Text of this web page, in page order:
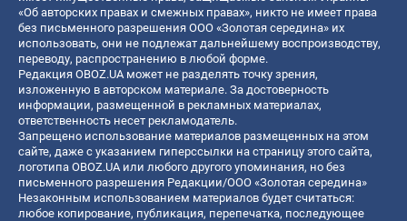
«Об авторских правах и смежных правах», никто не имеет права
без письменного разрешения ООО «Золотая середина» их
использовать, они не подлежат дальнейшему воспроизводству,
переводу, распространению в любой форме.
Редакция OBOZ.UA может не разделять точку зрения,
изложенную в авторском материале. За достоверность
информации, размещенной в рекламных материалах,
ответственность несет рекламодатель.
Запрещено использование материалов размещенных на этом
сайте, даже с указанием гиперссылки на страницу этого сайта,
логотипа OBOZ.UA или любого другого упоминания, но без
письменного разрешения Редакции/ООО «Золотая середина»
Незаконным использованием материалов будет считаться:
любое копирование, публикация, перепечатка, последующее